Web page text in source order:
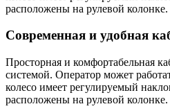
расположены на рулевой колонке.
Современная и удобная
Просторная и комфортабельная
системой. Оператор может
колесо имеет регулируемый
расположены на рулевой колонке.